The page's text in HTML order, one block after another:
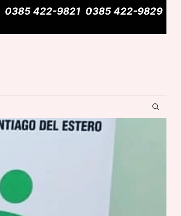
0385 422-9821 0385 422-9829